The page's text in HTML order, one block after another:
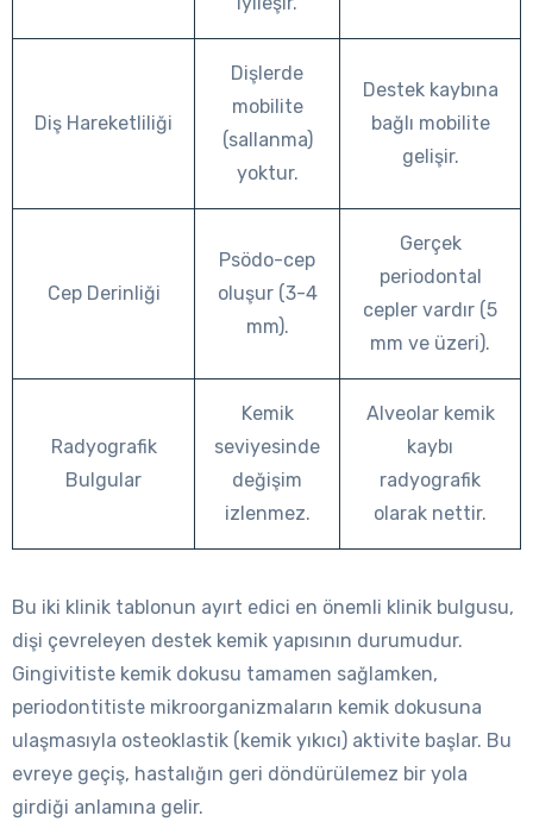
Diş Hareketliliği
Dişlerde
mobilite
(sallanma)
yoktur.
Destek kaybına
bağlı mobilite
gelişir.
Cep Derinliği
Psödo-cep
oluşur (3-4
mm).
Gerçek
periodontal
cepler vardır (5
mm ve üzeri).
Radyografik
Bulgular
Kemik
seviyesinde
değişim
izlenmez.
Alveolar kemik
kaybı
radyografik
olarak nettir.
Bu iki klinik tablonun ayırt edici en önemli klinik bulgusu,
dişi çevreleyen destek kemik yapısının durumudur.
Gingivitiste kemik dokusu tamamen sağlamken,
periodontitiste mikroorganizmaların kemik dokusuna
ulaşmasıyla osteoklastik (kemik yıkıcı) aktivite başlar. Bu
evreye geçiş, hastalığın geri döndürülemez bir yola
girdiği anlamına gelir.